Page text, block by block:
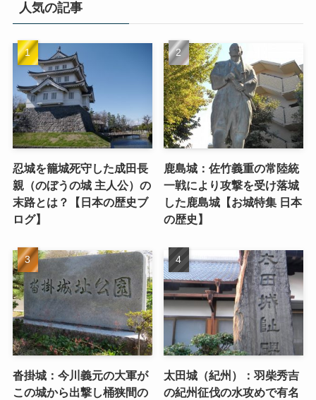
人気の記事
忍城を籠城死守した成田長
親（のぼうの城 主人公）の
末路とは？【日本の歴史ブ
ログ】
鹿島城：佐竹義重の常陸統
一戦により攻撃を受け落城
した鹿島城【お城特集 日本
の歴史】
沓掛城：今川義元の大軍が
この城から出撃し桶狭間の
太田城（紀州）：羽柴秀吉
の紀州征伐の水攻めで有名